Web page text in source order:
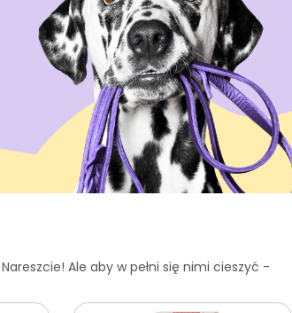
Ale aby w pełni się nimi cieszyć -